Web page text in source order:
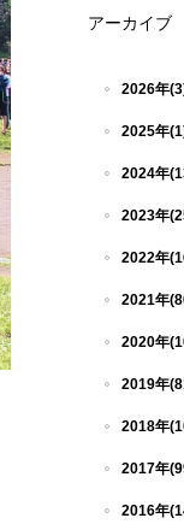
アーカイブ
2026年
2025年
2024年
2023年
2022年
2021年
2020年
2019年
2018年
2017年
2016年